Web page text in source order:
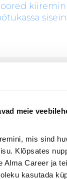
meie
mis sind
Klõpsates
Alma Career ja
kasutada
Meiega
lehelt leiad